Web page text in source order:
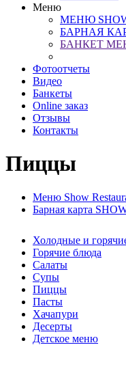
Меню
МЕНЮ
БАРНАЯ
БАНКЕТ
Фотоотчеты
Видео
Банкеты
Online заказ
Отзывы
Контакты
Пиццы
Меню Show
Барная карта
Холодные и
Горячие блюда
Салаты
Супы
Пиццы
Пасты
Хачапури
Десерты
Детское меню